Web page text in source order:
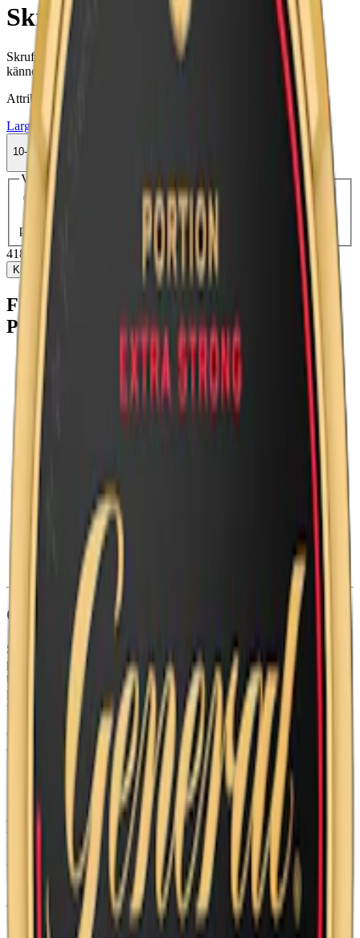
Skruf No. 28 Stark Portion
Skruf No. 28 Stark Portion är en snus med högre styrka, som
kännetecknas av sin tobakssmak och 14,4 mg nikotin per prilla.
Attribut
Large
Original Portion
10-pack
418,50 kr
Köp
Välj antal dosor
1-pack
46,90 kr/st 10-pack 41,85 kr
30-pack
41,09 kr /st
50-
pack
1 998 kr
418,50 kr
Köp
Fakta om Skruf No. 28 Starkt
Portionssnus
Varumärke:
Skruf Snus
Tillverkare:
Skruf Snus AB
Snustyp:
original portion
Torrhet:
Format/storlek:
tobak/citrus
Ingredienser:
vatten, salt, tobak, fuktighetsbevarande medel,
surhetsreglerande medel och aromer.
Om Skruf Stark Portion
Skruf No. 28 Stark Portion, tillverkad av Skruf Snus AB, är en
portionssnus med högre styrka som karaktäriseras av sin traditionella
tobakssmak och påtagliga styrka. Med en nikotinnivå på 14,4 mg
per prilla och en nikotinhalt på 1,6% ger detta snus en intensivare
upplevelse.
Grunden för denna blandning är tobakens rena och milda smak, som
erbjuder en diskret men tilltalande rikedom. Bergamottens inslag
tillför en dos fräschör till kompositionen, medan rosenoljan
förmedlar en subtil sötma och en komplexitet.
Skruf No. 28 Stark Portion i original-format innehåller24 prillor per
dosa och en vikt på 0,9 g per prilla. Denna produkt, en starkare
variant av Skruf portion, innehåller ingredienser som vatten, salt,
tobak, fuktighetsbevarande medel, surhetsreglerande medel och
aromer.
Skrufs portionssnus finns också i två andra varianter, en mildare och
en starkare: Skruf No. 27 Original Portionssnus samt Skruf No. 29
Extra Stark Portionssnus